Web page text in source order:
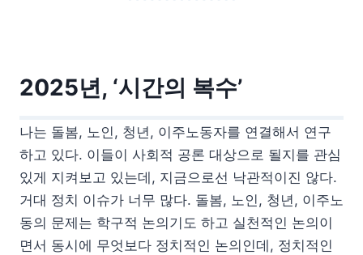
2025년, ‘시간의 복수’
나는 돌봄, 노인, 청년, 이주노동자를 연결해서 연구
하고 있다. 이들이 사회적 공론 대상으로 될지를 관심
있게 지켜보고 있는데, 지금으로선 낙관적이진 않다.
거대 정치 이슈가 너무 많다. 돌봄, 노인, 청년, 이주노
동의 문제는 학구적 논의기도 하고 실천적인 논의이
면서 동시에 무엇보다 정치적인 논의인데, 정치적인